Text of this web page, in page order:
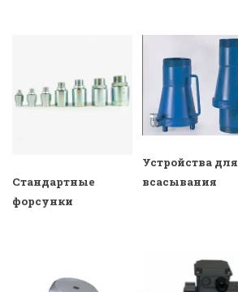
Стандартные
форсунки
Устройства для
всасывания